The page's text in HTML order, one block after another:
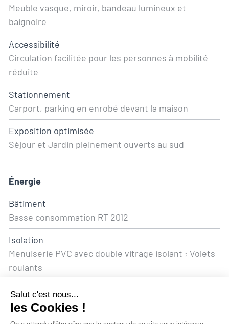
Meuble vasque, miroir, bandeau lumineux et
baignoire
Accessibilité
Circulation facilitée pour les personnes à mobilité
réduite
Stationnement
Carport, parking en enrobé devant la maison
Exposition optimisée
Séjour et Jardin pleinement ouverts au sud
Énergie
Bâtiment
Basse consommation RT 2012
Isolation
Menuiserie PVC avec double vitrage isolant ; Volets
roulants
Eau chaude
Chaudière individuelle au gaz à condensation